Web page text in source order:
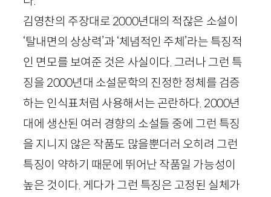
김영찬의 주장대로 2000년대의 적잖은 소설이
‘탈내면의 상상력’과 ‘체념적인 주체’라는 특징적
인 면모를 보여준 것은 사실이다. 그러나 그런 특
징을 2000년대 소설문학의 진정한 정체를 검증
하는 인식표처럼 사용해서는 곤란하다. 2000년
대에 생산된 여러 경향의 소설들 중에 그런 특징
을 지니지 않은 작품도 많을뿐더러 오히려 그런
특징이 약하기 때문에 뛰어난 작품일 가능성이
높은 것이다. 게다가 그런 특징은 고정된 실체가